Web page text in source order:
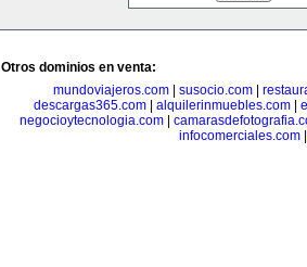
Otros dominios en venta:
mundoviajeros.com| susocio.com|
descargas365.com| alquilerinmuebles.com|
negocioytecnologia.com
infocomerciales.com